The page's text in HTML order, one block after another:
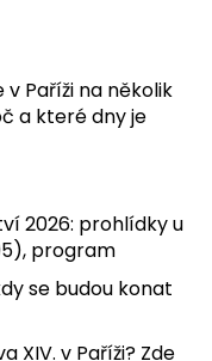
Paříži na několik
a které dny je
2026: prohlídky u
program
se budou konat
XIV. v Paříži? Zde